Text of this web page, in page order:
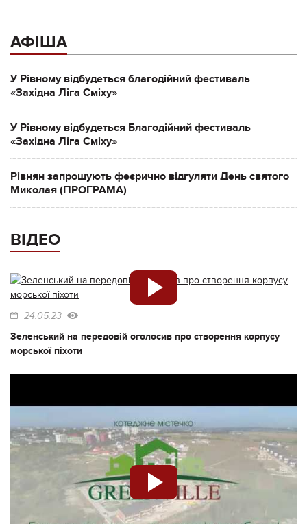
АФІША
У Рівному відбудеться благодійний фестиваль
«Західна Ліга Сміху»
У Рівному відбудеться Благодійний фестиваль
«Західна Ліга Сміху»
Рівнян запрошують феєрично відгуляти День святого
Миколая (ПРОГРАМА)
ВІДЕО
24.05.23
Зеленський на передовій оголосив про створення корпусу
морської піхоти